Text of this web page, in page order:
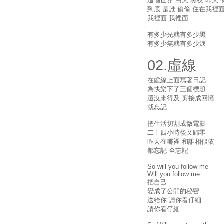
到底 是誰 偷偷 住在我裡
我裡面 我裡面
有多少光就有多少黑
有多少笑就有多少淚
02.虛線
在虛線上面寫著日記
為快樂下了三個標題
還沒來得及 剪接成回憶
就忘記
把生活切割成微電影
二十四小時後又歸零
昨天在哪裡 和誰相偎依
都忘記 全忘記
So will you follow me
Will you follow me
把自己
變成了公開的秘密
送給你 請你看仔細
請你看仔細